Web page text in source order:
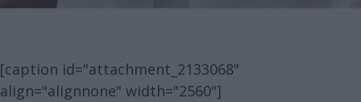
[caption id="attachment_2133068"
align="alignnone" width="2560"]